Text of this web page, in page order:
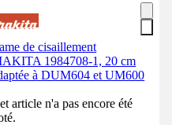
de cisaillement
1984708-1, 20 cm
à DUM604 et UM600
article n'a pas encore été